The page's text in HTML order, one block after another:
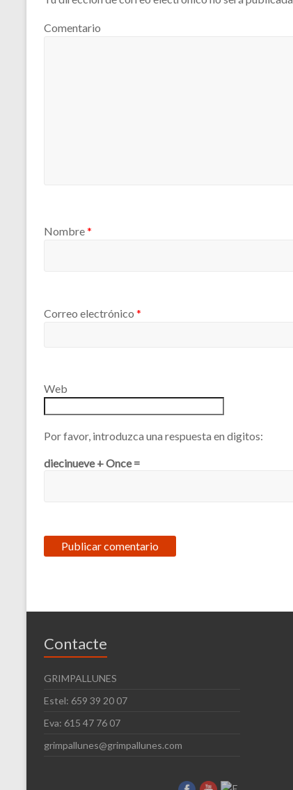
Comentario
Nombre*
Correo electrónico *
Web
Por favor, introduzca una respuesta en digitos:
diecinueve + Once =
Contacte
GRIMPALLUNES
Estel: 659 39 20 07
Eva: 615 47 76 07
grimpallunes@grimpallunes.com